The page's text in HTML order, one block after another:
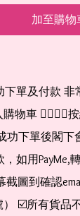
加至購物
單及付款 非
車 👉🏻👉🏻
功下單後閣下
如用PayMe,
截圖到確認
） ☑️所有貨品